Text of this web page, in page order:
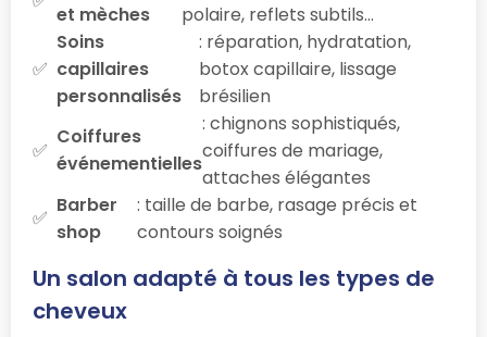
et mèches
polaire, reflets subtils…
Soins
capillaires
personnalisés
: réparation, hydratation,
botox capillaire, lissage
brésilien
Coiffures
événementielles
: chignons sophistiqués,
coiffures de mariage,
attaches élégantes
Barber
shop
: taille de barbe, rasage précis et
contours soignés
Un salon adapté à tous les types de
cheveux